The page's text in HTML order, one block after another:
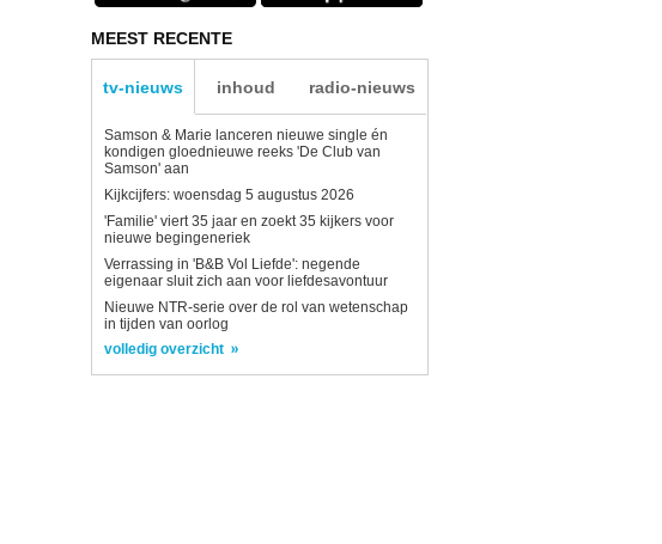
MEEST RECENTE
tv-nieuws inhoud radio-nieuws
Samson & Marie lanceren nieuwe single én
kondigen gloednieuwe reeks 'De Club van
Samson' aan
Kijkcijfers: woensdag 5 augustus 2026
'Familie' viert 35 jaar en zoekt 35 kijkers voor
nieuwe begingeneriek
Verrassing in 'B&B Vol Liefde': negende
eigenaar sluit zich aan voor liefdesavontuur
Nieuwe NTR-serie over de rol van wetenschap
in tijden van oorlog
volledig overzicht